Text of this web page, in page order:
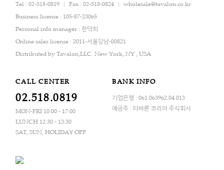
Tel : 02-518-0819
Fax : 02-518-0824
wholesale@tavalon.co.kr
Business license : 105-87-23065
Personal info manager : 한덕희
Online sales license : 2011-서울강남-00821
Distributed by Tavalon,LLC. New York, NY , USA
CALL CENTER
02.518.0819
MON-FRI 10:00 - 17:00
LUNCH 12:30 - 13:30
SAT, SUN, HOLIDAY OFF
BANK INFO
기업은행 : 061.063962.04.013
예금주 : 타바론 코리아 주식회사